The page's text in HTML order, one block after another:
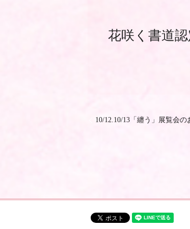
花咲く書道
10/12.10/13「纏う」展覧会の